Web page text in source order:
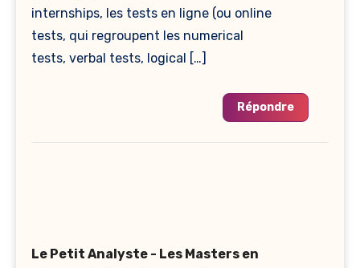
internships, les tests en ligne (ou online
tests, qui regroupent les numerical
tests, verbal tests, logical […]
Répondre
Le Petit Analyste - Les Masters en